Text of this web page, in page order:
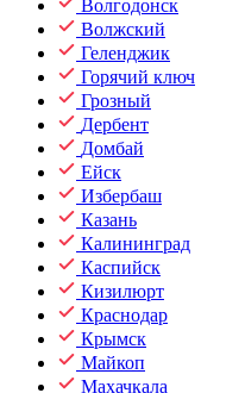
Волгодонск
Волжский
Геленджик
Горячий ключ
Грозный
Дербент
Домбай
Ейск
Избербаш
Казань
Калининград
Каспийск
Кизилюрт
Краснодар
Крымск
Майкоп
Махачкала